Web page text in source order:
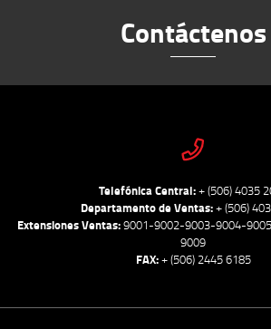
Contáctenos
Telefónica Central:+ (506) 4035
Departamento de Ventas:+ (506)
Extensiones Ventas:9001-9002-9003-9004-
9009
FAX:+ (506) 2445 6185